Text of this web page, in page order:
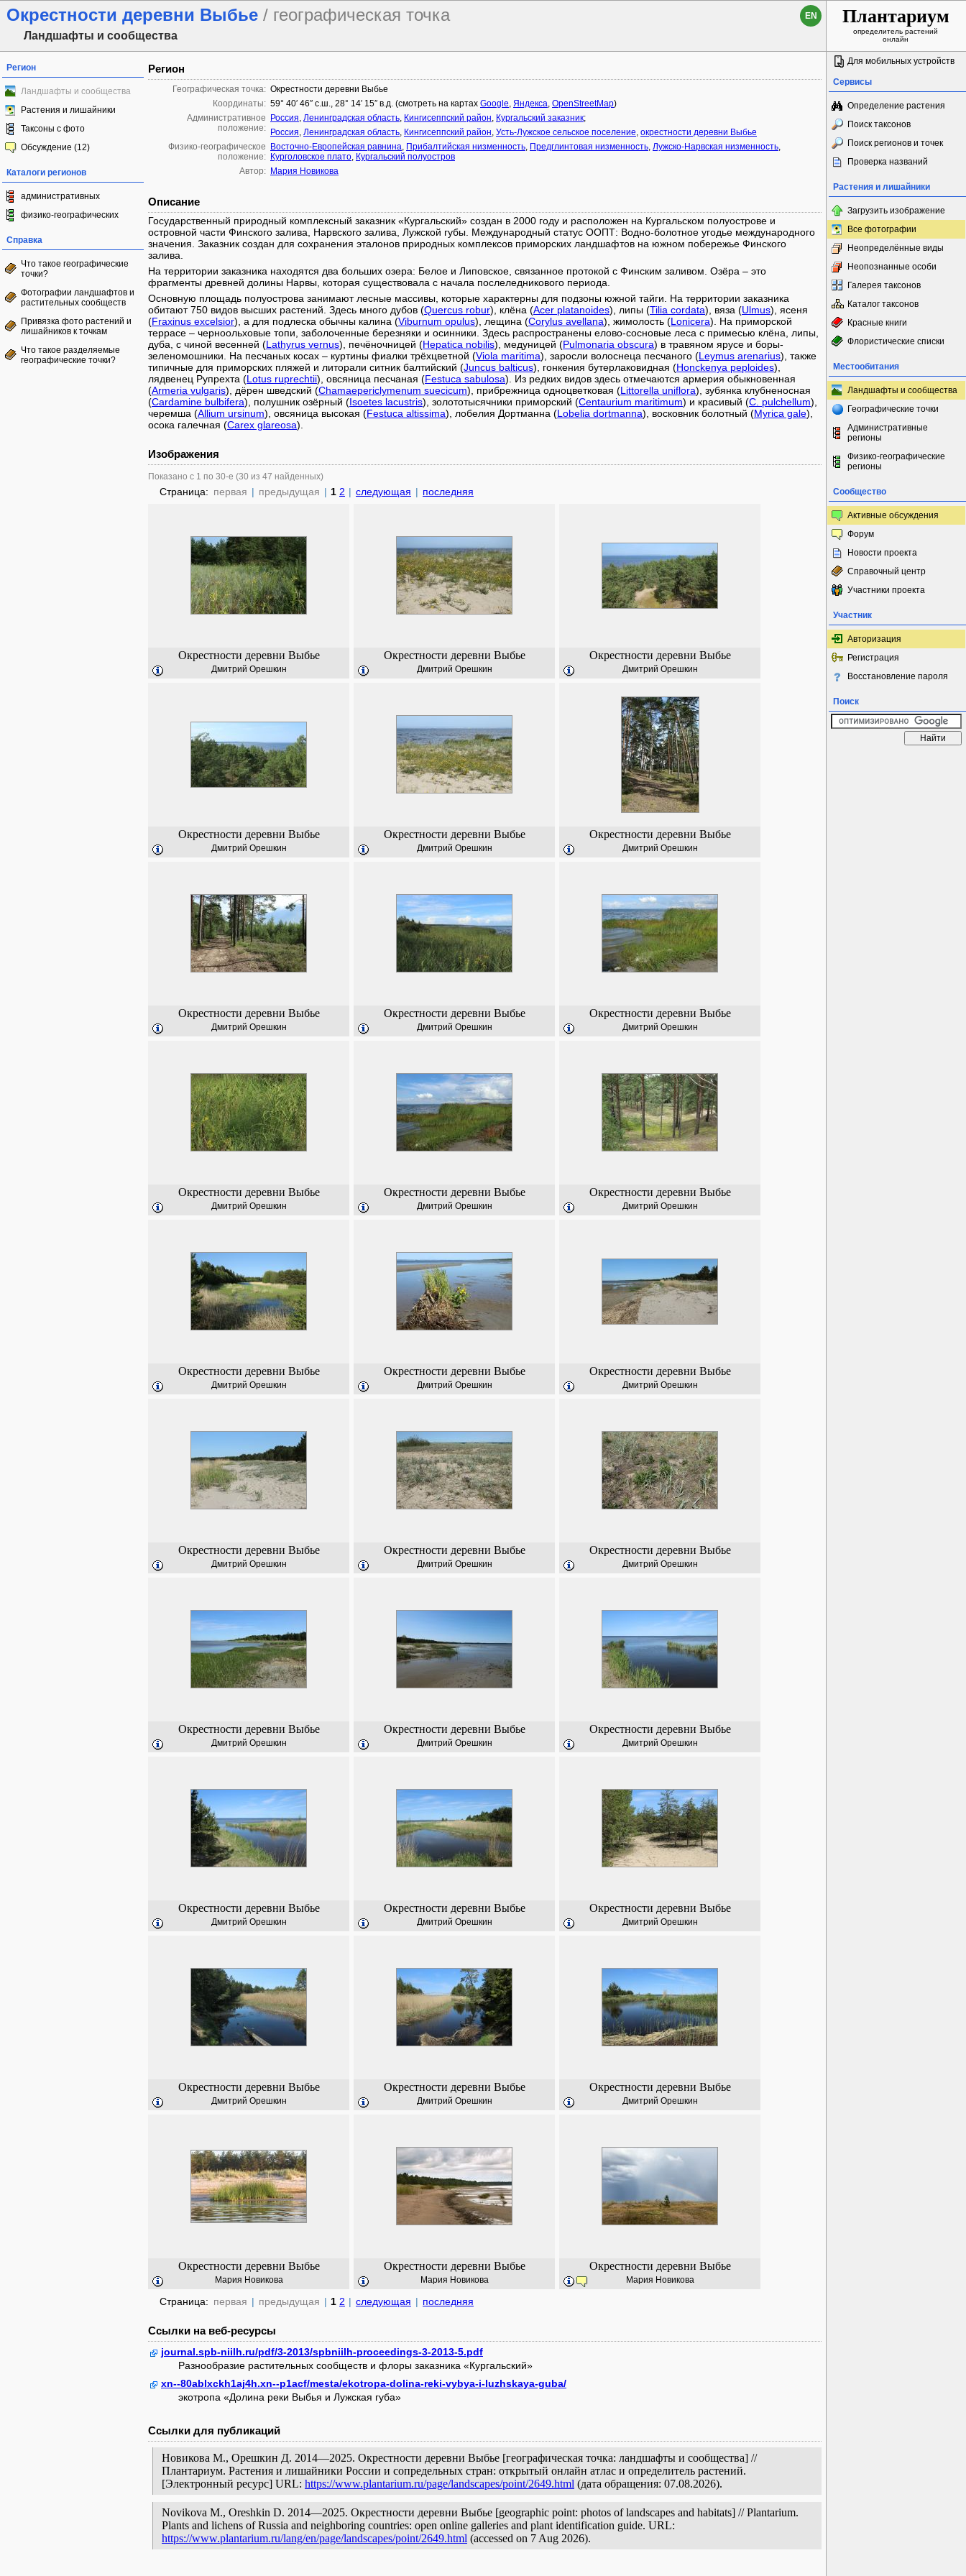
Окрестности деревни Выбье / географическая точка
Ландшафты и сообщества
EN Плантариум
определитель растений
онлайн
Регион
Ландшафты и сообщества
Растения и лишайники
Таксоны с фото
Обсуждение (12)
Каталоги регионов
административных
физико-географических
Справка
Что такое географические
точки?
Фотографии ландшафтов и
растительных сообществ
Привязка фото растений и
лишайников к точкам
Что такое разделяемые
географические точки?
Регион
Географическая точка: Окрестности деревни Выбье
Координаты: 59° 40′ 46″ с.ш., 28° 14′ 15″ в.д. (смотреть на картах Google, Яндекса, OpenStreetMap)
Административное
положение:
Россия, Ленинградская область, Кингисеппский район, Кургальский заказник;
Россия, Ленинградская область, Кингисеппский район, Усть-Лужское сельское поселение, окрестности деревни Выбье
Физико-географическое
положение:
Восточно-Европейская равнина, Прибалтийская низменность, Предглинтовая низменность, Лужско-Нарвская низменность,
Курголовское плато, Кургальский полуостров
Автор: Мария Новикова
Описание
Государственный природный комплексный заказник «Кургальский» создан в 2000 году и расположен на Кургальском полуострове и
островной части Финского залива, Нарвского залива, Лужской губы. Международный статус ООПТ: Водно-болотное угодье международного
значения. Заказник создан для сохранения эталонов природных комплексов приморских ландшафтов на южном побережье Финского
залива.
На территории заказника находятся два больших озера: Белое и Липовское, связанное протокой с Финским заливом. Озёра – это
фрагменты древней долины Нарвы, которая существовала с начала послеледникового периода.
Основную площадь полуострова занимают лесные массивы, которые характерны для подзоны южной тайги. На территории заказника
обитают 750 видов высших растений. Здесь много дубов (Quercus robur), клёна (Acer platanoides), липы (Tilia cordata), вяза (Ulmus), ясеня
(Fraxinus excelsior), а для подлеска обычны калина (Viburnum opulus), лещина (Corylus avellana), жимолость (Lonicera). На приморской
террасе – черноольховые топи, заболоченные березняки и осинники. Здесь распространены елово-сосновые леса с примесью клёна, липы,
дуба, с чиной весенней (Lathyrus vernus), печёночницей (Hepatica nobilis), медуницей (Pulmonaria obscura) в травяном ярусе и боры-
зеленомошники. На песчаных косах – куртины фиалки трёхцветной (Viola maritima), заросли волоснеца песчаного (Leymus arenarius), также
типичные для приморских пляжей и литорали ситник балтийский (Juncus balticus), гонкения бутерлаковидная (Honckenya peploides),
лядвенец Рупрехта (Lotus ruprechtii), овсяница песчаная (Festuca sabulosa). Из редких видов здесь отмечаются армерия обыкновенная
(Armeria vulgaris), дёрен шведский (Chamaepericlymenum suecicum), прибрежница одноцветковая (Littorella uniflora), зубянка клубненосная
(Cardamine bulbifera), полушник озёрный (Isoetes lacustris), золототысячники приморский (Centaurium maritimum) и красивый (C. pulchellum),
черемша (Allium ursinum), овсяница высокая (Festuca altissima), лобелия Дортманна (Lobelia dortmanna), восковник болотный (Myrica gale),
осока галечная (Carex glareosa).
Изображения
Показано с 1 по 30-е (30 из 47 найденных)
Страница: первая | предыдущая | 1 2 | следующая | последняя
Окрестности деревни Выбье
Дмитрий Орешкин
Окрестности деревни Выбье
Дмитрий Орешкин
Окрестности деревни Выбье
Дмитрий Орешкин
Окрестности деревни Выбье
Дмитрий Орешкин
Окрестности деревни Выбье
Дмитрий Орешкин
Окрестности деревни Выбье
Дмитрий Орешкин
Окрестности деревни Выбье
Дмитрий Орешкин
Окрестности деревни Выбье
Дмитрий Орешкин
Окрестности деревни Выбье
Дмитрий Орешкин
Окрестности деревни Выбье
Дмитрий Орешкин
Окрестности деревни Выбье
Дмитрий Орешкин
Окрестности деревни Выбье
Дмитрий Орешкин
Окрестности деревни Выбье
Дмитрий Орешкин
Окрестности деревни Выбье
Дмитрий Орешкин
Окрестности деревни Выбье
Дмитрий Орешкин
Окрестности деревни Выбье
Дмитрий Орешкин
Окрестности деревни Выбье
Дмитрий Орешкин
Окрестности деревни Выбье
Дмитрий Орешкин
Окрестности деревни Выбье
Дмитрий Орешкин
Окрестности деревни Выбье
Дмитрий Орешкин
Окрестности деревни Выбье
Дмитрий Орешкин
Окрестности деревни Выбье
Дмитрий Орешкин
Окрестности деревни Выбье
Дмитрий Орешкин
Окрестности деревни Выбье
Дмитрий Орешкин
Окрестности деревни Выбье
Дмитрий Орешкин
Окрестности деревни Выбье
Дмитрий Орешкин
Окрестности деревни Выбье
Дмитрий Орешкин
Окрестности деревни Выбье
Мария Новикова
Окрестности деревни Выбье
Мария Новикова
Окрестности деревни Выбье
Мария Новикова
Страница: первая | предыдущая | 1 2 | следующая | последняя
Ссылки на веб-ресурсы
journal.spb-niilh.ru/pdf/3-2013/spbniilh-proceedings-3-2013-5.pdf
Разнообразие растительных сообществ и флоры заказника «Кургальский»
xn--80ablxckh1aj4h.xn--p1acf/mesta/ekotropa-dolina-reki-vybya-i-luzhskaya-guba/
экотропа «Долина реки Выбья и Лужская губа»
Ссылки для публикаций
Новикова М., Орешкин Д. 2014—2025. Окрестности деревни Выбье [географическая точка: ландшафты и сообщества] //
Плантариум. Растения и лишайники России и сопредельных стран: открытый онлайн атлас и определитель растений.
[Электронный ресурс] URL: https://www.plantarium.ru/page/landscapes/point/2649.html (дата обращения: 07.08.2026).
Novikova M., Oreshkin D. 2014—2025. Окрестности деревни Выбье [geographic point: photos of landscapes and habitats] // Plantarium.
Plants and lichens of Russia and neighboring countries: open online galleries and plant identification guide. URL:
https://www.plantarium.ru/lang/en/page/landscapes/point/2649.html (accessed on 7 Aug 2026).
Для мобильных устройств
Сервисы
Определение растения
Поиск таксонов
Поиск регионов и точек
Проверка названий
Растения и лишайники
Загрузить изображение
Все фотографии
Неопределённые виды
Неопознанные особи
Галерея таксонов
Каталог таксонов
Красные книги
Флористические списки
Местообитания
Ландшафты и сообщества
Географические точки
Административные
регионы
Физико-географические
регионы
Сообщество
Активные обсуждения
Форум
Новости проекта
Справочный центр
Участники проекта
Участник
Авторизация
Регистрация
Восстановление пароля
Поиск